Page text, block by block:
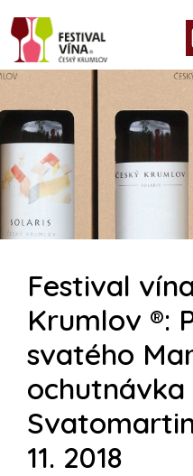
Festival
Krumlov ®:
svatého
ochutnávka
11. 2018